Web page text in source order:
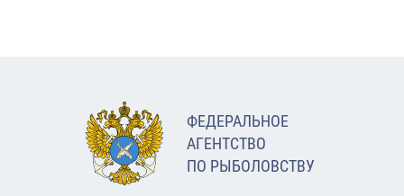
ФЕДЕРАЛЬНОЕ
АГЕНТСТВО
ПО РЫБОЛОВСТВУ